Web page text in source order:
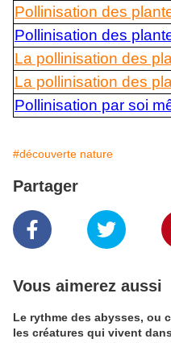
Pollinisation des
Pollinisation des
La pollinisation des
La pollinisation des
Pollinisation par soi
#découverte nature
Partager
Vous aimerez aussi
Le rythme des abysses, ou
les créatures qui vivent